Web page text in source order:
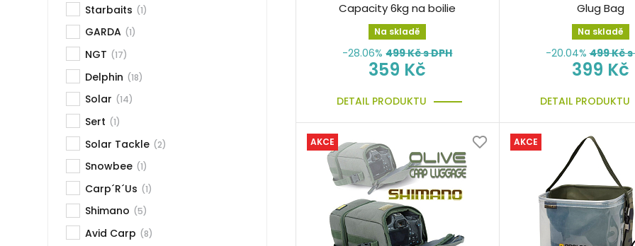
Starbaits (1)
GARDA (1)
NGT (17)
Delphin (18)
Solar (14)
Sert (1)
Solar Tackle (2)
Snowbee (1)
Carp´R´Us (1)
Shimano (5)
Avid Carp (8)
Capacity 6kg na boilie
Na skladě
-28.06% 499Kč s DPH
359 Kč
DETAIL PRODUKTU
Glug Bag
Na skladě
-20.04% 499Kč s
399 Kč
DETAIL PRODUKTU
AKCE AKCE